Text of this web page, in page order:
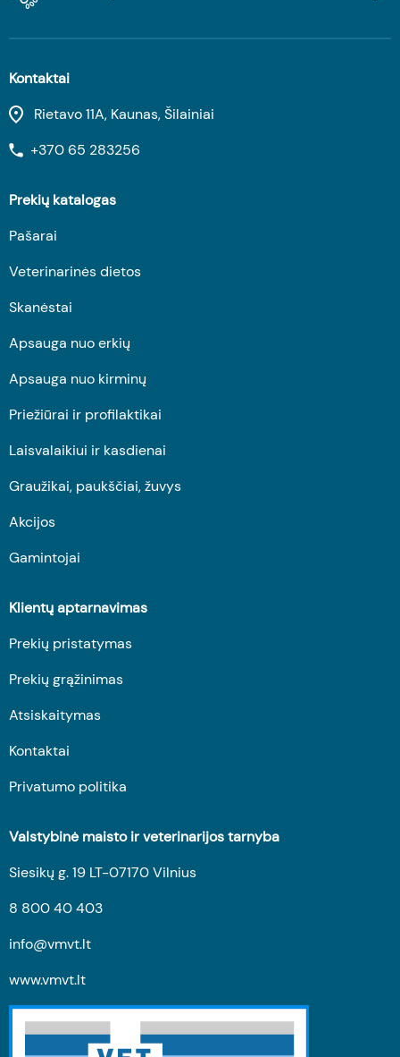
Kontaktai
Rietavo 11A, Kaunas, Šilainiai
+370 65 283256
Prekių katalogas
Pašarai
Veterinarinės dietos
Skanėstai
Apsauga nuo erkių
Apsauga nuo kirminų
Priežiūrai ir profilaktikai
Laisvalaikiui ir kasdienai
Graužikai, paukščiai, žuvys
Akcijos
Gamintojai
Klientų aptarnavimas
Prekių pristatymas
Prekių grąžinimas
Atsiskaitymas
Kontaktai
Privatumo politika
Valstybinė maisto ir veterinarijos tarnyba
Siesikų g. 19 LT-07170 Vilnius
8 800 40 403
info@vmvt.lt
www.vmvt.lt